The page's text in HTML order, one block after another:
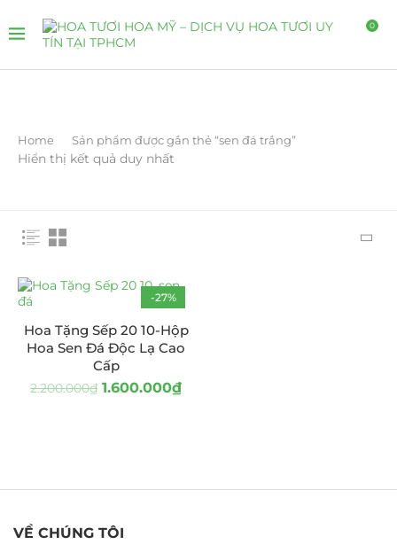
0
Home Sản phẩm được gắn thẻ “sen đá trắng”
Hiển thị kết quả duy nhất
-27%
Hoa Tặng Sếp 20 10-Hộp
Hoa Sen Đá Độc Lạ Cao
Cấp
2.200.000₫ 1.600.000₫
VỀ CHÚNG TÔI